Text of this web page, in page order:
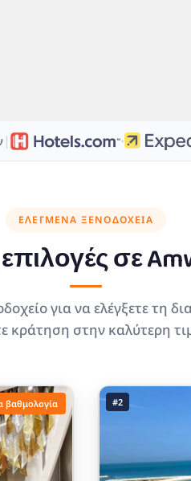
| ·
ΕΛΕΓΜΈΝΑ ΞΕΝΟΔΟΧΕΊΑ
σε
για να ελέγξετε τη
κράτηση στην καλύτερη
βαθμολογία #2